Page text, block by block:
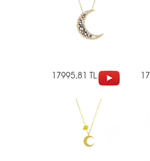
17995,81 TL